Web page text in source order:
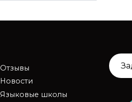
Отзывы
Новости
Языковые школы